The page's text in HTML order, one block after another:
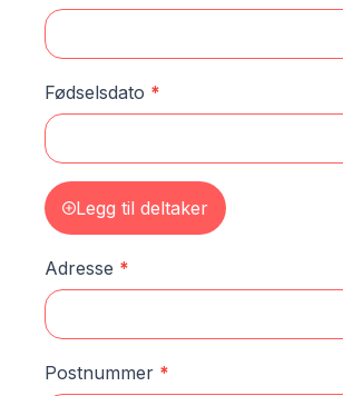
Fødselsdato *
Legg til deltaker
Adresse *
Postnummer *